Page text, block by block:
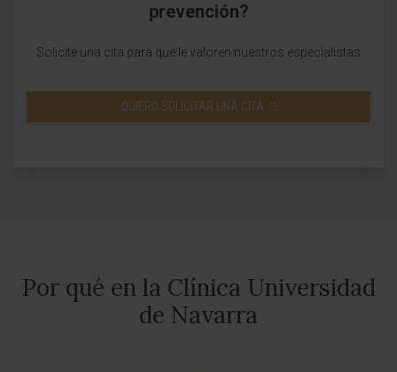
prevención?
Solicite una cita para que le valoren nuestros especialistas
QUIERO SOLICITAR UNA CITA
Por qué en la Clínica Universidad
de Navarra